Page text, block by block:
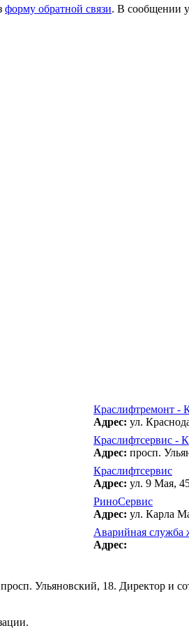
форму обратной связи. В сообщении
Краслифтремонт -
Адрес: ул.
Краслифтсервис -
Адрес: просп.
Краслифтсервис
Адрес: ул. 9 Мая,
РиноСервис
Адрес: ул. Карла
Аварийная служба
Адрес:
Ульяновский, 18. Директор и